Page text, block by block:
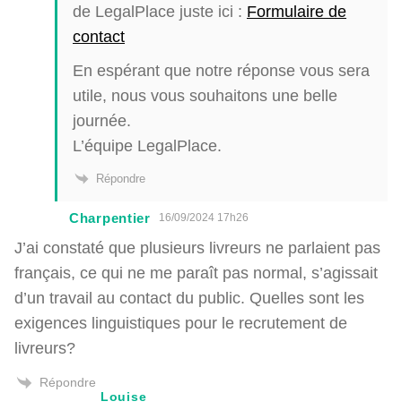
de LegalPlace juste ici : Formulaire de
contact
En espérant que notre réponse vous sera
utile, nous vous souhaitons une belle
journée.
L’équipe LegalPlace.
Répondre
Charpentier 16/09/2024 17h26
J’ai constaté que plusieurs livreurs ne parlaient pas
français, ce qui ne me paraît pas normal, s’agissait
d’un travail au contact du public. Quelles sont les
exigences linguistiques pour le recrutement de
livreurs?
Répondre
Louise